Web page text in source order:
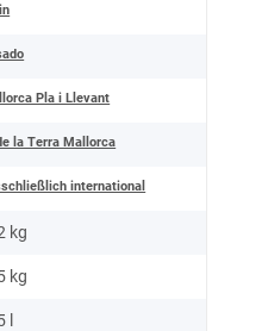
Pla i Llevant
la Terra Mallorca
international
kg
kg
l